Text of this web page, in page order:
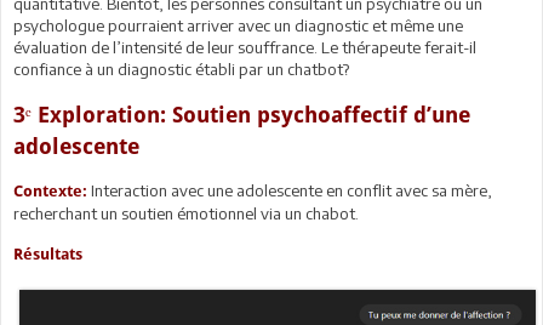
quantitative. Bientôt, les personnes consultant un psychiatre ou un
psychologue pourraient arriver avec un diagnostic et même une
évaluation de l’intensité de leur souffrance. Le thérapeute ferait-il
confiance à un diagnostic établi par un chatbot?
3ᵉ Exploration: Soutien psychoaffectif d’une
adolescente
Contexte: Interaction avec une adolescente en conflit avec sa mère,
recherchant un soutien émotionnel via un chabot.
Résultats